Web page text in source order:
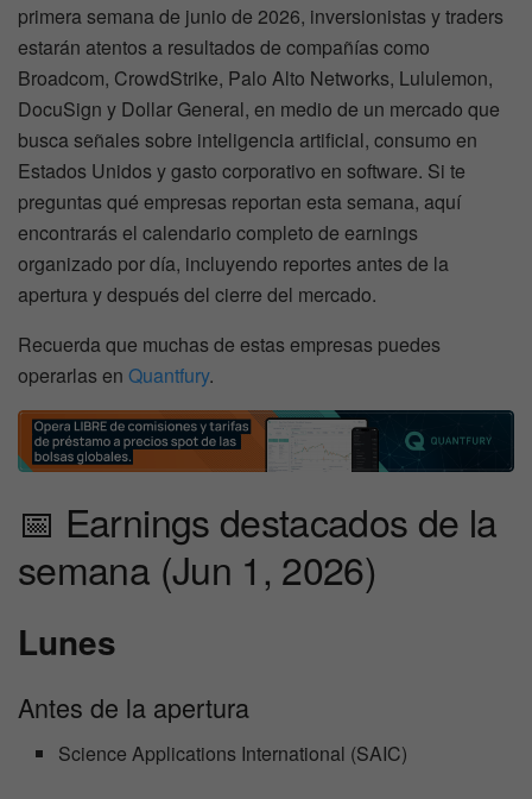
primera semana de junio de 2026, inversionistas y traders
estarán atentos a resultados de compañías como
Broadcom, CrowdStrike, Palo Alto Networks, Lululemon,
DocuSign y Dollar General, en medio de un mercado que
busca señales sobre inteligencia artificial, consumo en
Estados Unidos y gasto corporativo en software. Si te
preguntas qué empresas reportan esta semana, aquí
encontrarás el calendario completo de earnings
organizado por día, incluyendo reportes antes de la
apertura y después del cierre del mercado.
Recuerda que muchas de estas empresas puedes
operarlas en Quantfury.
📅 Earnings destacados de la
semana (Jun 1, 2026)
Lunes
Antes de la apertura
Science Applications International (SAIC)